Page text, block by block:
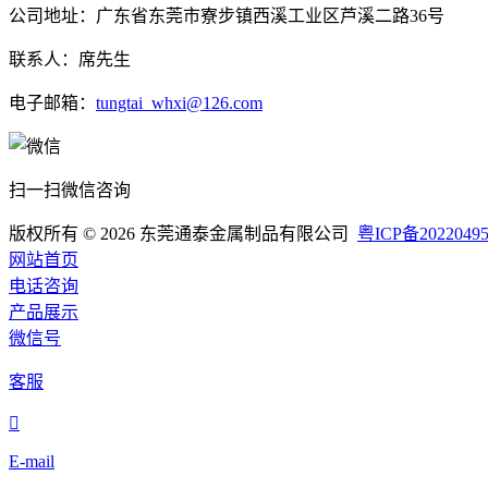
公司地址：广东省东莞市寮步镇西溪工业区芦溪二路36号
联系人：席先生
电子邮箱： tungtai_whxi@126.com
扫一扫微信咨询
版权所有 © 2026 东莞通泰金属制品有限公司 粤ICP备
网站首页
电话咨询
产品展示
微信号
客服

E-mail